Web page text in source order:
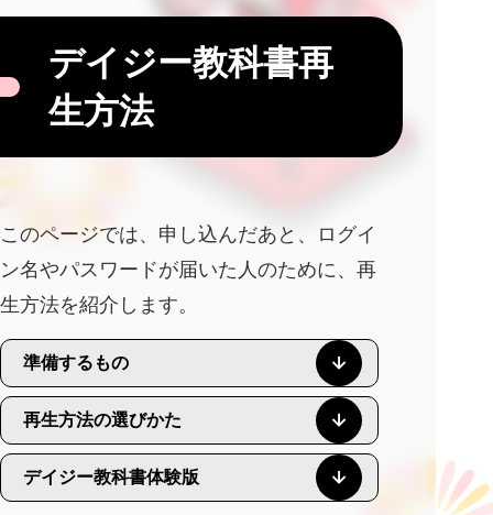
デイジー教科書再
生方法
このページでは、申し込んだあと、ログイ
ン名やパスワードが届いた人のために、再
生方法を紹介します。
準備するもの
再生方法の選びかた
デイジー教科書体験版